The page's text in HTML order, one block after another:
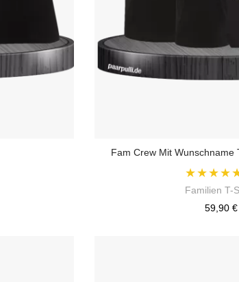
Fam Crew Mit Wunschname
Familien T-
59,90 €